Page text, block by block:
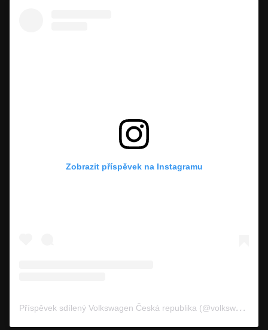
Zobrazit příspěvek na Instagramu
P
říspěvek sdílený Volkswagen Česká republika (@volkswagencz)